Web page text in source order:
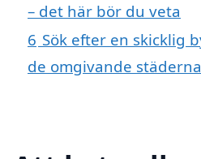
– det här bör du veta
6 Sök efter en skicklig
de omgivande